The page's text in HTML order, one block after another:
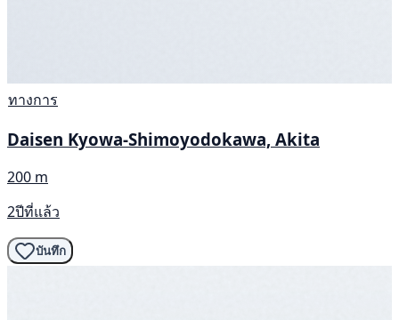
ทางการ
Daisen Kyowa-Shimoyodokawa, Akita
200 m
2ปีที่แล้ว
บันทึก